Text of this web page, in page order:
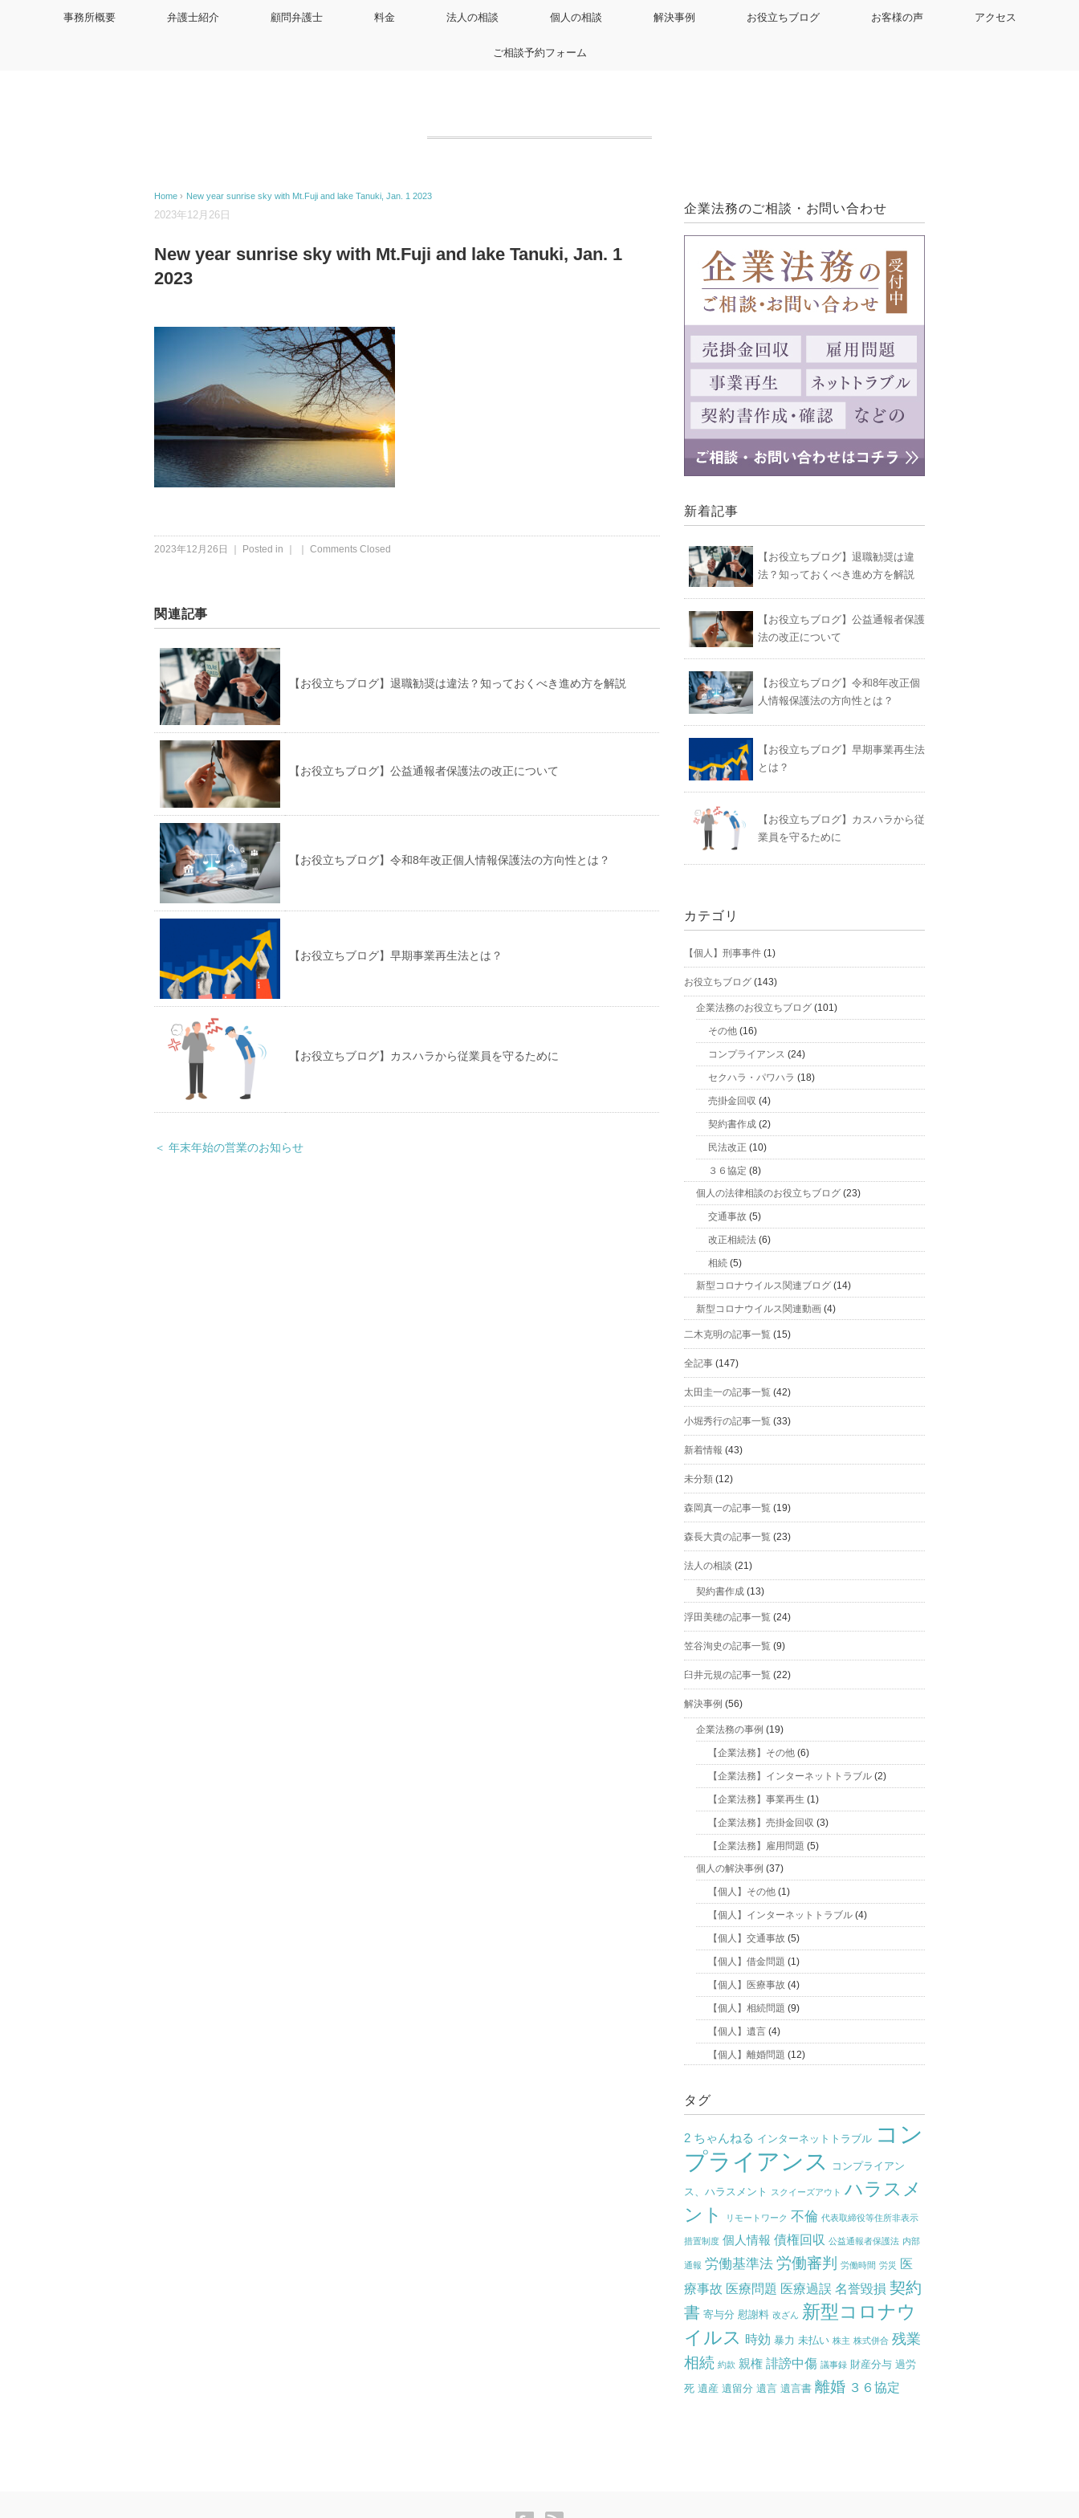
事務所概要 弁護士紹介 顧問弁護士 料金 法人の相談 個人の相談 解決事例 お役立ちブログ お客様の声 アクセス
ご相談予約フォーム
Home › New year sunrise sky with Mt.Fuji and lake Tanuki, Jan. 1 2023
2023年12月26日
New year sunrise sky with Mt.Fuji and lake Tanuki, Jan. 1
2023
2023年12月26日 ｜ Posted in ｜ ｜ Comments Closed
関連記事
【お役立ちブログ】退職勧奨は違法？知っておくべき進め方を解説
【お役立ちブログ】公益通報者保護法の改正について
【お役立ちブログ】令和8年改正個人情報保護法の方向性とは？
【お役立ちブログ】早期事業再生法とは？
【お役立ちブログ】カスハラから従業員を守るために
＜ 年末年始の営業のお知らせ
企業法務のご相談・お問い合わせ
新着記事
【お役立ちブログ】退職勧奨は違
法？知っておくべき進め方を解説
【お役立ちブログ】公益通報者保護
法の改正について
【お役立ちブログ】令和8年改正個
人情報保護法の方向性とは？
【お役立ちブログ】早期事業再生法
とは？
【お役立ちブログ】カスハラから従
業員を守るために
カテゴリ
【個人】刑事事件 (1)
お役立ちブログ (143)
企業法務のお役立ちブログ (101)
その他 (16)
コンプライアンス (24)
セクハラ・パワハラ (18)
売掛金回収 (4)
契約書作成 (2)
民法改正 (10)
３６協定 (8)
個人の法律相談のお役立ちブログ (23)
交通事故 (5)
改正相続法 (6)
相続 (5)
新型コロナウイルス関連ブログ (14)
新型コロナウイルス関連動画 (4)
二木克明の記事一覧 (15)
全記事 (147)
太田圭一の記事一覧 (42)
小堀秀行の記事一覧 (33)
新着情報 (43)
未分類 (12)
森岡真一の記事一覧 (19)
森長大貴の記事一覧 (23)
法人の相談 (21)
契約書作成 (13)
浮田美穂の記事一覧 (24)
笠谷洵史の記事一覧 (9)
臼井元規の記事一覧 (22)
解決事例 (56)
企業法務の事例 (19)
【企業法務】その他 (6)
【企業法務】インターネットトラブル (2)
【企業法務】事業再生 (1)
【企業法務】売掛金回収 (3)
【企業法務】雇用問題 (5)
個人の解決事例 (37)
【個人】その他 (1)
【個人】インターネットトラブル (4)
【個人】交通事故 (5)
【個人】借金問題 (1)
【個人】医療事故 (4)
【個人】相続問題 (9)
【個人】遺言 (4)
【個人】離婚問題 (12)
タグ
2 ちゃんねる インターネットトラブル コン
プライアンス
コンプライアン
ス、ハラスメント スクイーズアウト ハラスメ
ント
リモートワーク 不倫 代表取締役等住所非表示
措置制度 個人情報 債権回収 公益通報者保護法 内部
通報 労働基準法 労働審判 労働時間 労災
医
療事故 医療問題 医療過誤 名誉毀損 契約
書 寄与分 慰謝料 改ざん 新型コロナウ
イルス 時効 暴力 未払い 株主 株式併合 残業
相続 約款 親権 誹謗中傷 議事録 財産分与 過労
死 遺産 遺留分 遺言 遺言書 離婚 ３６協定